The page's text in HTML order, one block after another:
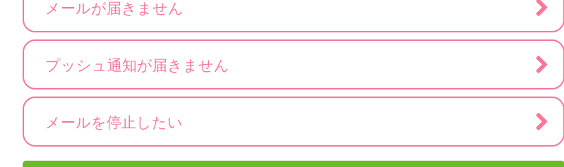
メールが届きません
プッシュ通知が届きません
メールを停止したい